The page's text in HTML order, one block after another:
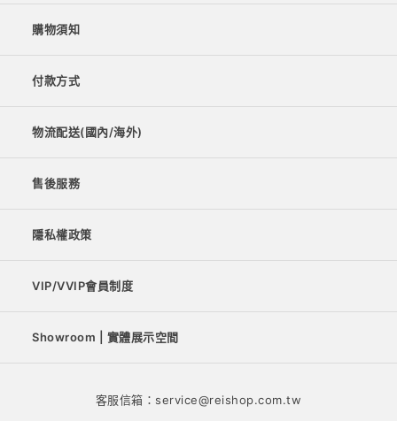
購物須知
付款方式
物流配送(國內/海外)
售後服務
隱私權政策
VIP/VVIP會員制度
Showroom | 實體展示空間
客服信箱：service@reishop.com.tw